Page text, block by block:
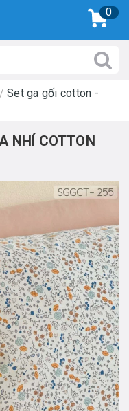
0
/ Set ga gối cotton -
NHÍ COTTON